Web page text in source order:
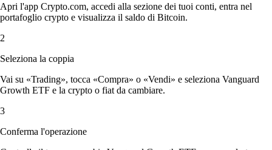
Apri l'app Crypto.com, accedi alla sezione dei tuoi conti, entra nel
portafoglio crypto e visualizza il saldo di Bitcoin.
2
Seleziona la coppia
Vai su «Trading», tocca «Compra» o «Vendi» e seleziona Vanguard
Growth ETF e la crypto o fiat da cambiare.
3
Conferma l'operazione